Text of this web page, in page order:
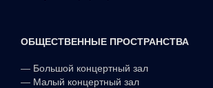
ОБЩЕСТВЕННЫЕ ПРОСТРАНСТВА
— Большой концертный зал
— Малый концертный зал